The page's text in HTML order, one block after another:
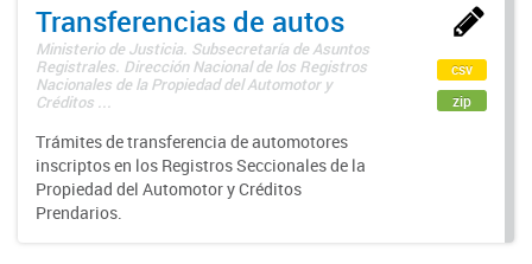
Transferencias de autos
Ministerio de Justicia. Subsecretaría de Asuntos
Registrales. Dirección Nacional de los Registros
Nacionales de la Propiedad del Automotor y
Créditos ...
Trámites de transferencia de automotores
inscriptos en los Registros Seccionales de la
Propiedad del Automotor y Créditos
Prendarios.
csv
zip